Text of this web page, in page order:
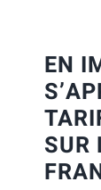
EN
SUR